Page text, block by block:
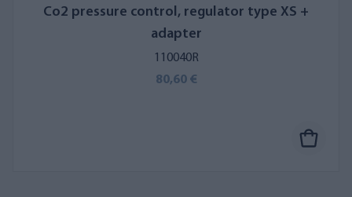
Co2 pressure control, regulator type XS +
adapter
110040R
80,60 €